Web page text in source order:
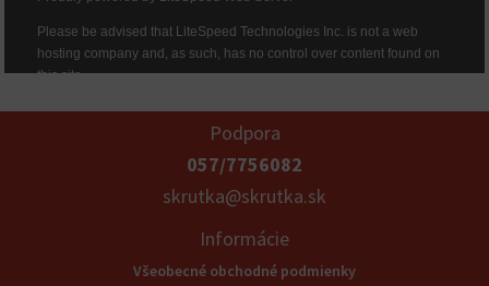
Podpora
057/7756082
skrutka@skrutka.sk
Informácie
Všeobecné obchodné podmienky